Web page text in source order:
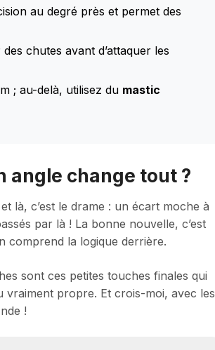
au degré près et permet des
chutes avant d’attaquer les
; au-delà, utilisez du mastic
angle change tout ?
là, c’est le drame : un écart moche à
par là ! La bonne nouvelle, c’est
comprend la logique derrière.
sont ces petites touches finales qui
propre. Et crois-moi, avec les
!